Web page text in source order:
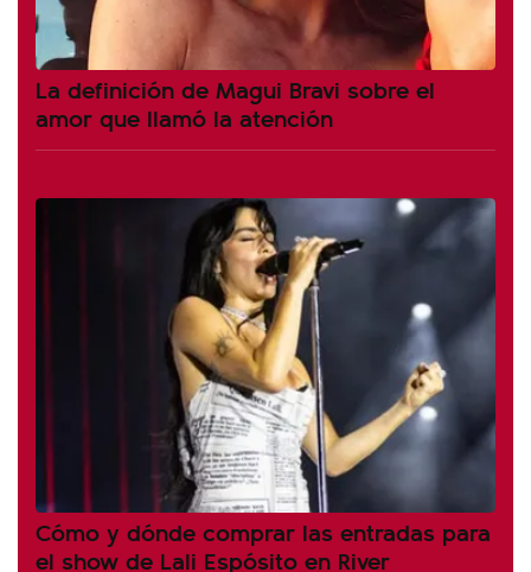
La definición de Magui Bravi sobre el
amor que llamó la atención
Cómo y dónde comprar las entradas para
el show de Lali Espósito en River